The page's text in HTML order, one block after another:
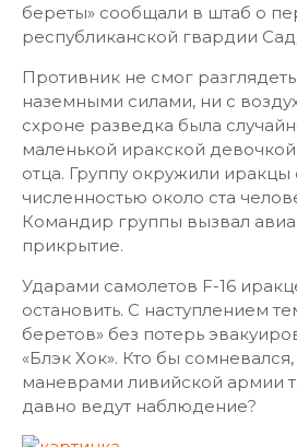
береты» сообщали в штаб о
республиканской гвардии
Противник не смог
наземными силами, ни с
схроне разведка была
маленькой иракской
отца. Группу окружили
численностью около ста
Командир группы вызвал
прикрытие.
Ударами самолетов F-16
остановить. С наступлением
беретов» без потерь
«Блэк Хок». Кто бы сомневался,
маневрами ливийской армии
давно ведут наблюдение?